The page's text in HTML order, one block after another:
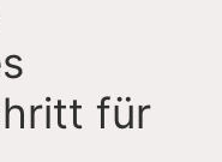
für